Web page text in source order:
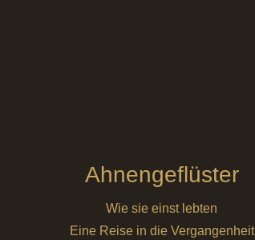
Ahnengeflüster
Wie sie einst lebten
Eine Reise in die Vergangenheit